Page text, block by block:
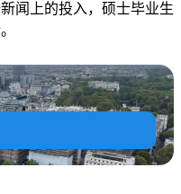
闻上的投入，硕士毕业生